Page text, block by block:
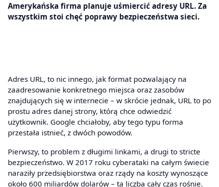
Amerykańska firma planuje uśmiercić adresy URL. Za
wszystkim stoi chęć poprawy bezpieczeństwa sieci.
Adres URL, to nic innego, jak format pozwalający na
zaadresowanie konkretnego miejsca oraz zasobów
znajdujących się w internecie – w skrócie jednak, URL to po
prostu adres danej strony, którą chce odwiedzić
użytkownik. Google chciałoby, aby tego typu forma
przestała istnieć, z dwóch powodów.
Pierwszy, to problem z długimi linkami, a drugi to stricte
bezpieczeństwo. W 2017 roku cyberataki na całym świecie
naraziły przedsiębiorstwa oraz rządy na koszty wynoszące
około 600 miliardów dolarów – ta liczba cały czas rośnie.